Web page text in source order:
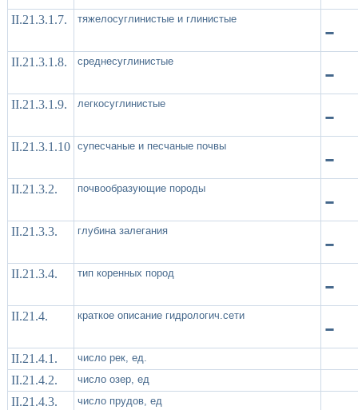
II.21.3.1.7. тяжелосуглинистые и глинистые -
II.21.3.1.8. среднесуглинистые -
II.21.3.1.9. легкосуглинистые -
II.21.3.1.10 супесчаные и песчаные почвы -
II.21.3.2. почвообразующие породы -
II.21.3.3. глубина залегания -
II.21.3.4. тип коренных пород -
II.21.4. краткое описание гидрологич.сети -
II.21.4.1. число рек, ед.
II.21.4.2. число озер, ед
II.21.4.3. число прудов, ед